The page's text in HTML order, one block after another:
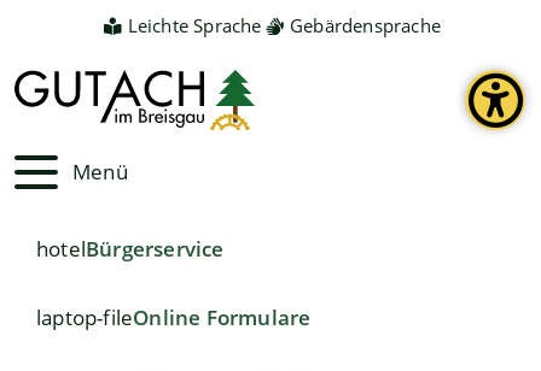
Leichte Sprache Gebärdensprache
Menü
hotelBürgerservice
laptop-fileOnline Formulare